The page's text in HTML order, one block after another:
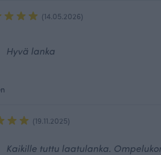
(14.05.2026)
Hyvä lanka
(19.11.2025)
Kaikille tuttu laatulanka.